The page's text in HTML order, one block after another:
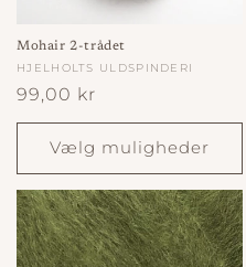
Mohair 2-trådet
Forhandler:
HJELHOLTS ULDSPINDERI
Normalpris
99,00 kr
Vælg muligheder